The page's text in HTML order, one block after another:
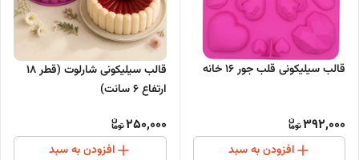
قالب سیلیکونی قلب جور 16 خانه
392,000
افزودن به سبد
قالب سیلیکونی شارلوت (قطر 18
ارتفاع 6 سانت)
250,000
افزودن به سبد